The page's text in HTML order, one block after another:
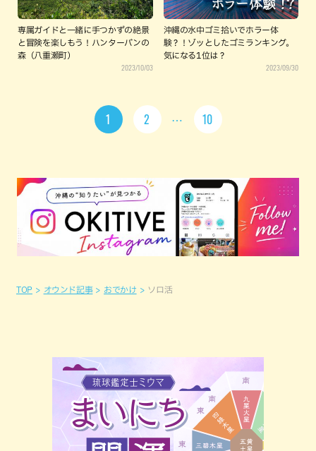
専属ガイドと一緒に手つかずの絶景
と冒険を楽しもう！ハンターバンの
森（八重瀬町）
2023/10/03
沖縄の水中ゴミ拾いでホラー体
験？！ゾッとしたゴミランキング。
気になる1位は？
2023/09/30
1 2 10
TOP オウンド記事 おでかけ ソロ活